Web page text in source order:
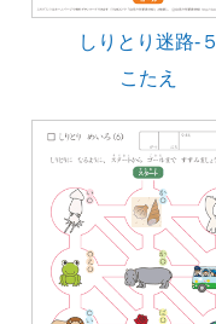
しりとり迷路-５
こたえ